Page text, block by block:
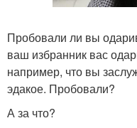
Пробовали ли вы
ваш избранник вас
например, что вы
эдакое. Пробовали?
А за что?